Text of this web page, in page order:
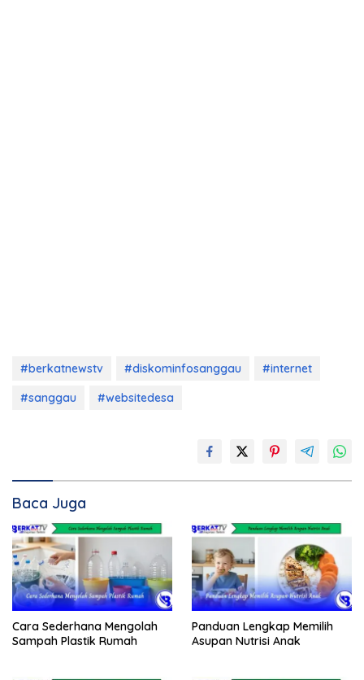
#berkatnewstv #diskominfosanggau
#internet
#sanggau
#websitedesa
Baca Juga
Cara Sederhana Mengolah
Sampah Plastik Rumah
Panduan Lengkap Memilih
Asupan Nutrisi Anak